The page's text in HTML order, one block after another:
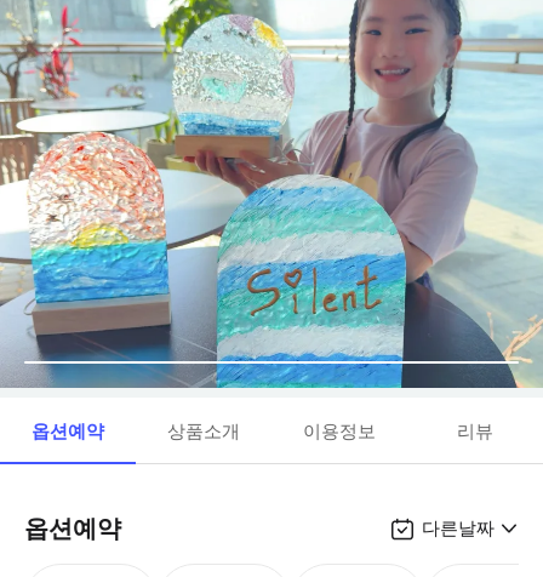
옵션예약 상품소개 이용정보 리뷰
옵션예약 다른날짜